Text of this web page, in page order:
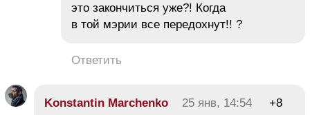
это закончиться уже?! Когда
в той мэрии все передохнут!! ?
Ответить
Konstantin Marchenko 25 янв, 14:54 +8